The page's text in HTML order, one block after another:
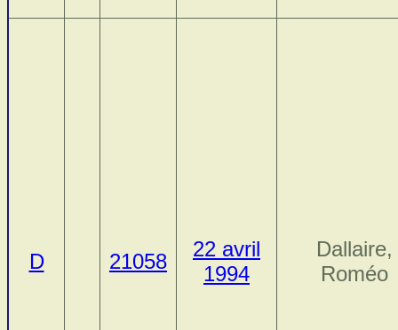
D 21058
22 avril
1994
Dallaire,
Roméo